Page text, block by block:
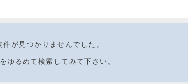
件が見つかりませんでした。
ゆるめて検索してみて下さい。